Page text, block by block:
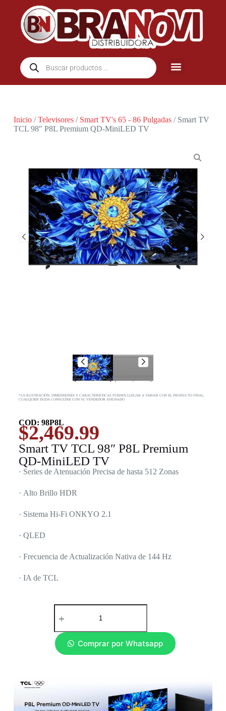
Inicio/Televisores/ Smart TV's 65 - 86 Pulgadas/ Smart TV
TCL 98″ P8L Premium QD-MiniLED TV
*LA ILUSTRACIÓN, DIMENSIONES Y CARACTERISTICAS PUEDEN LLEGAR A VARIAR CON EL PRODUCTO FINAL,
CUALQUIER DUDA CONSULTAR CON SU VENDEDOR ASIGNADO
COD: 98P8L
$2,469.99
Smart TV TCL 98″ P8L Premium
QD-MiniLED TV
· Series de Atenuación Precisa de hasta 512 Zonas
· Alto Brillo HDR
· Sistema Hi-Fi ONKYO 2.1
· QLED
· Frecuencia de Actualización Nativa de 144 Hz
· IA de TCL
Comprar por Whatsapp